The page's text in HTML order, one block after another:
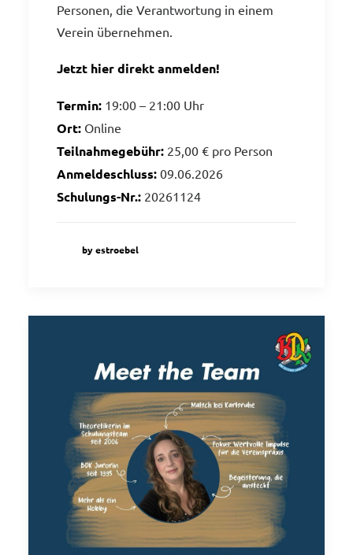
Personen, die Verantwortung in einem
Verein übernehmen.
Jetzt hier direkt anmelden!
Termin: 19:00 – 21:00 Uhr
Ort: Online
Teilnahmegebühr: 25,00 € pro Person
Anmeldeschluss: 09.06.2026
Schulungs-Nr.: 20261124
by estroebel